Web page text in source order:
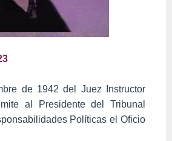
de 1942 del Juez Instructor
al Presidente del Tribunal
Políticas el Oficio